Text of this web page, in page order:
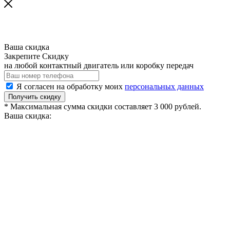
Ваша скидка
Закрепите Скидку
на любой контактный двигатель или коробку передач
Я согласен на обработку моих персональных данных
Получить скидку
* Максимальная сумма скидки составляет 3 000 рублей.
Ваша скидка: